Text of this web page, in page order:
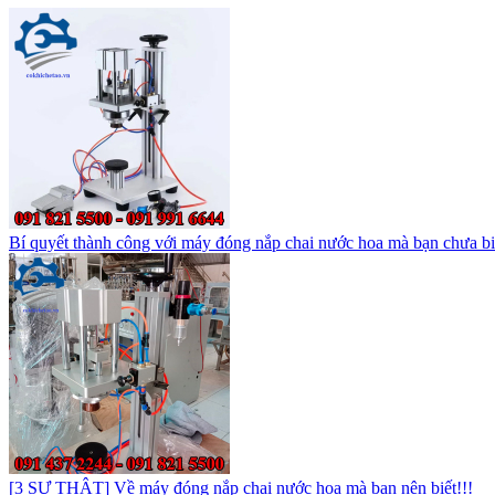
Bí quyết thành công với máy đóng nắp chai nước hoa mà bạn chưa
[3 SỰ THẬT] Về máy đóng nắp chai nước hoa mà bạn nên biết!!!